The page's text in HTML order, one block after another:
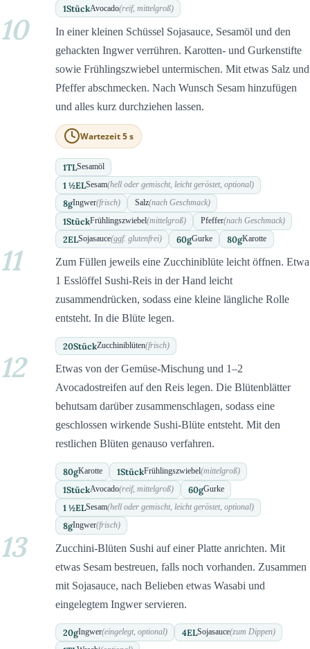
1StückAvocado(reif, mittelgroß)
10
In einer kleinen Schüssel Sojasauce, Sesamöl und den
gehackten Ingwer verrühren. Karotten- und Gurkenstifte
sowie Frühlingszwiebel untermischen. Mit etwas Salz und
Pfeffer abschmecken. Nach Wunsch Sesam hinzufügen
und alles kurz durchziehen lassen.
Wartezeit 5 s
1TLSesamöl
1 ½ELSesam(hell oder gemischt, leicht geröstet, optional)
8gIngwer(frisch) Salz(nach Geschmack)
1StückFrühlingszwiebel(mittelgroß) Pfeffer(nach Geschmack)
2ELSojasauce(ggf. glutenfrei) 60gGurke 80gKarotte
11
Zum Füllen jeweils eine Zucchiniblüte leicht öffnen. Etwa
1 Esslöffel Sushi-Reis in der Hand leicht
zusammendrücken, sodass eine kleine längliche Rolle
entsteht. In die Blüte legen.
20StückZucchiniblüten(frisch)
12
Etwas von der Gemüse-Mischung und 1–2
Avocadostreifen auf den Reis legen. Die Blütenblätter
behutsam darüber zusammenschlagen, sodass eine
geschlossen wirkende Sushi-Blüte entsteht. Mit den
restlichen Blüten genauso verfahren.
80gKarotte 1StückFrühlingszwiebel(mittelgroß)
1StückAvocado(reif, mittelgroß) 60gGurke
1 ½ELSesam(hell oder gemischt, leicht geröstet, optional)
8gIngwer(frisch)
13
Zucchini-Blüten Sushi auf einer Platte anrichten. Mit
etwas Sesam bestreuen, falls noch vorhanden. Zusammen
mit Sojasauce, nach Belieben etwas Wasabi und
eingelegtem Ingwer servieren.
20gIngwer(eingelegt, optional) 4ELSojasauce(zum Dippen)